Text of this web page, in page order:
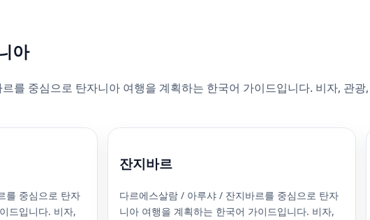
아
를 중심으로 탄자니아 여행을 계획하는 한국어 가이드입니다. 비자, 관
를 중심으로 탄자
드입니다. 비자,
잔지바르
다르에스살람 / 아루샤 / 잔지바르를 중심으로 탄자
니아 여행을 계획하는 한국어 가이드입니다. 비자,